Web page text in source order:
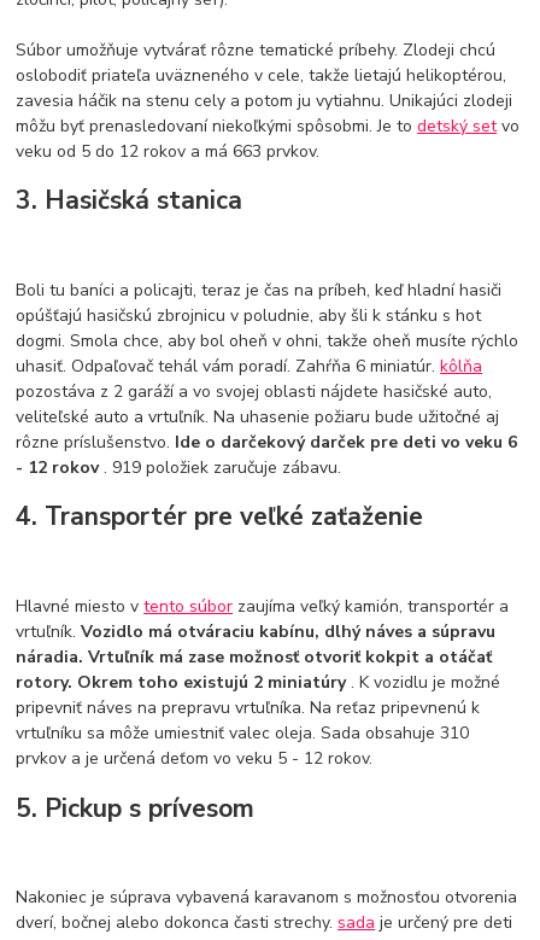
Súbor umožňuje vytvárať rôzne tematické príbehy. Zlodeji chcú
oslobodiť priateľa uväzneného v cele, takže lietajú helikoptérou,
zavesia háčik na stenu cely a potom ju vytiahnu. Unikajúci zlodeji
môžu byť prenasledovaní niekoľkými spôsobmi. Je todetský setvo
veku od 5 do 12 rokov a má 663 prvkov.
3. Hasičská stanica
Boli tu baníci a policajti, teraz je čas na príbeh, keď hladní hasiči
opúšťajú hasičskú zbrojnicu v poludnie, aby šli k stánku s hot
dogmi. Smola chce, aby bol oheň v ohni, takže oheň musíte rýchlo
uhasiť. Odpaľovač tehál vám poradí. Zahŕňa 6 miniatúr.kôlňa
pozostáva z 2 garáží a vo svojej oblasti nájdete hasičské auto,
veliteľské auto a vrtuľník. Na uhasenie požiaru bude užitočné aj
rôzne príslušenstvo. Ide o darčekový darček pre deti vo veku 6
- 12 rokov. 919 položiek zaručuje zábavu.
4. Transportér pre veľké zaťaženie
Hlavné miesto vtento súbor zaujíma veľký kamión, transportér a
vrtuľník.Vozidlo má otváraciu kabínu, dlhý náves a súpravu
náradia. Vrtuľník má zase možnosť otvoriť kokpit a otáčať
rotory. Okrem toho existujú 2 miniatúry. K vozidlu je možné
pripevniť náves na prepravu vrtuľníka. Na reťaz pripevnenú k
vrtuľníku sa môže umiestniť valec oleja. Sada obsahuje 310
prvkov a je určená deťom vo veku 5 - 12 rokov.
5. Pickup s prívesom
Nakoniec je súprava vybavená karavanom s možnosťou otvorenia
dverí, bočnej alebo dokonca časti strechy.sada je určený pre deti